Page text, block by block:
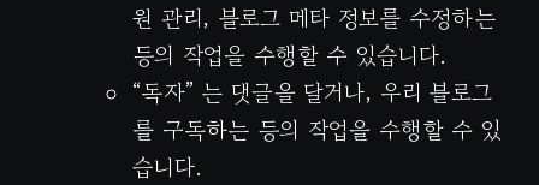
원 관리, 블로그 메타 정보를 수정하는
등의 작업을 수행할 수 있습니다.
“독자” 는 댓글을 달거나, 우리 블로그
를 구독하는 등의 작업을 수행할 수 있
습니다.